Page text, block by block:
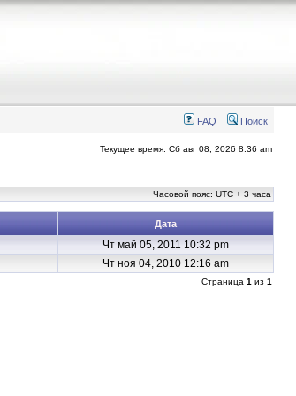
FAQ Поиск
Текущее время: Сб авг 08, 2026 8:36 am
Часовой пояс: UTC + 3 часа
Дата
Чт май 05, 2011 10:32 pm
Чт ноя 04, 2010 12:16 am
Страница 1 из 1